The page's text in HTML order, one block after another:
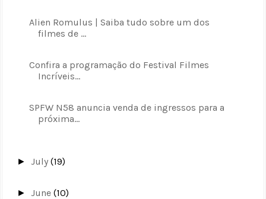
Alien Romulus | Saiba tudo sobre um dos
filmes de ...
Confira a programação do Festival Filmes
Incríveis...
SPFW N58 anuncia venda de ingressos para a
próxima...
►July(19)
►June(10)